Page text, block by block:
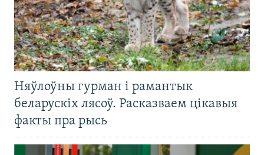
Няўлоўны гурман і рамантык
беларускіх лясоў. Расказваем цікавыя
факты пра рысь